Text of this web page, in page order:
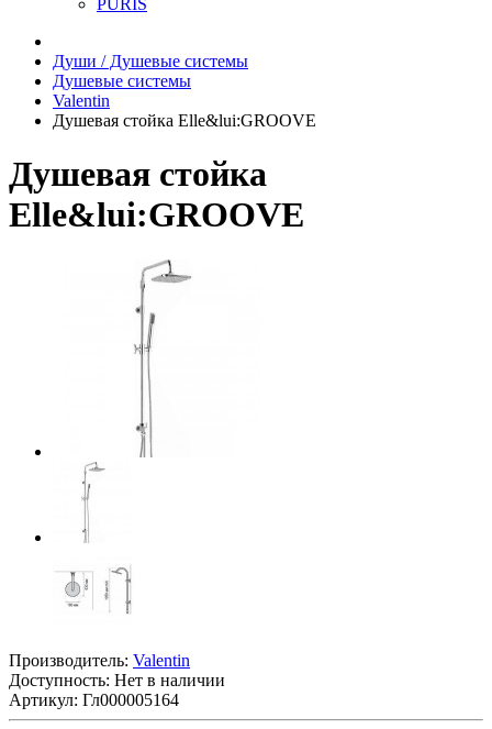
PURIS
Души / Душевые системы
Душевые системы
Valentin
Душевая стойка Elle&lui:GROOVE
Душевая стойка
Elle&lui:GROOVE
Производитель: Valentin
Доступность: Нет в наличии
Артикул: Гл000005164